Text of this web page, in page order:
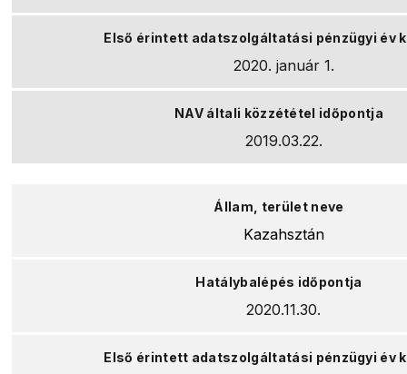
2020. január 1.
2019.03.22.
Kazahsztán
2020.11.30.